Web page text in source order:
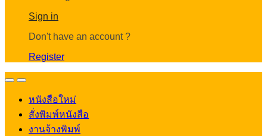
Sign in
Don't have an account ?
Register
OpenClose
หนังสือใหม่
สั่งพิมพ์หนังสือ
งานจ้างพิมพ์